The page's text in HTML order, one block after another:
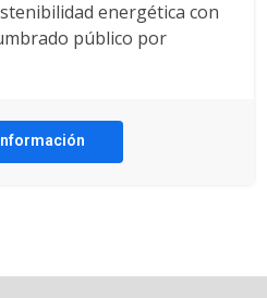
energética con
público por